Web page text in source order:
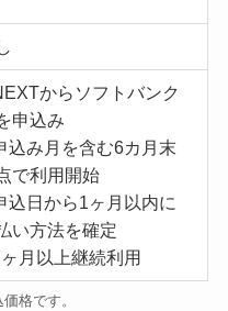
からソフトバンク
申込み
込み月を含む6カ月末
で利用開始
込日から1ヶ月以内に
い方法を確定
月以上継続利用
格です。